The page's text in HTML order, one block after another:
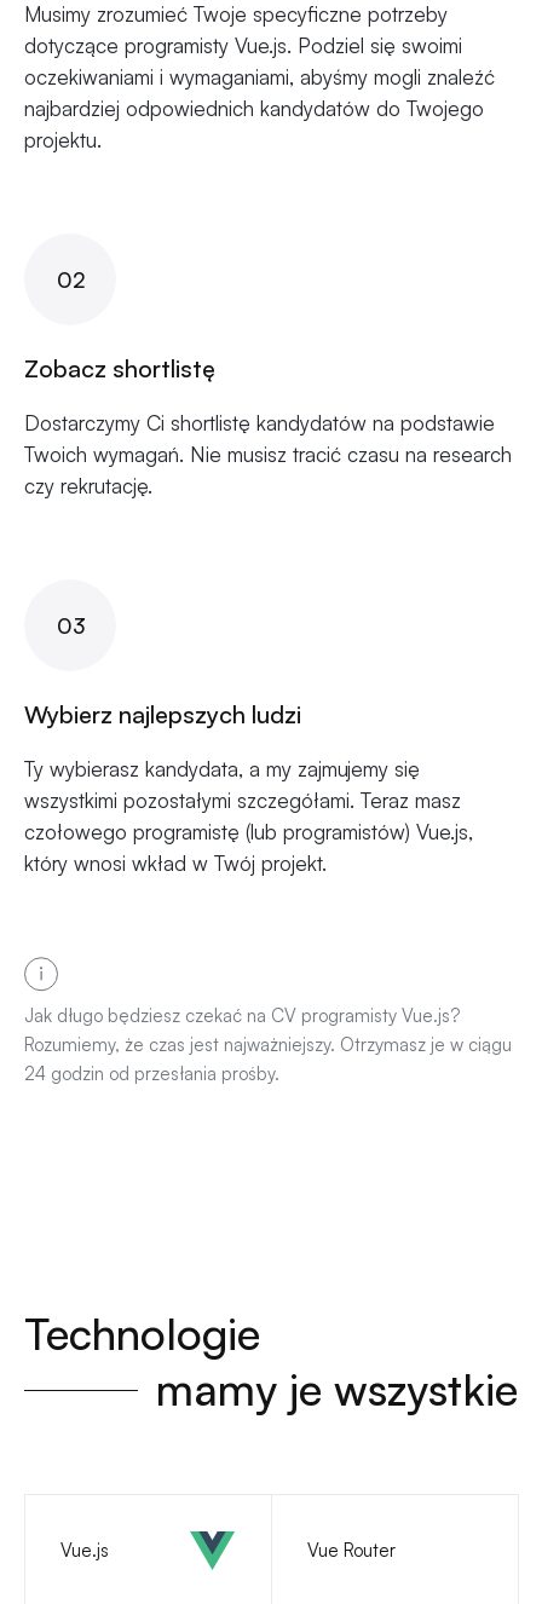
Musimy zrozumieć Twoje specyficzne potrzeby
dotyczące programisty Vue.js. Podziel się swoimi
oczekiwaniami i wymaganiami, abyśmy mogli znaleźć
najbardziej odpowiednich kandydatów do Twojego
projektu.
02
Zobacz shortlistę
Dostarczymy Ci shortlistę kandydatów na podstawie
Twoich wymagań. Nie musisz tracić czasu na research
czy rekrutację.
03
Wybierz najlepszych ludzi
Ty wybierasz kandydata, a my zajmujemy się
wszystkimi pozostałymi szczegółami. Teraz masz
czołowego programistę (lub programistów) Vue.js,
który wnosi wkład w Twój projekt.
Jak długo będziesz czekać na CV programisty Vue.js?
Rozumiemy, że czas jest najważniejszy. Otrzymasz je w ciągu
24 godzin od przesłania prośby.
Technologie
mamy je wszystkie
Vue.js Vue Router